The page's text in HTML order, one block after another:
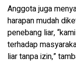
Anggota juga
harapan mudah
penebang liar,
terhadap
liar tanpa izin,”